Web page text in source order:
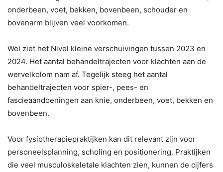
onderbeen, voet, bekken, bovenbeen, schouder en
bovenarm blijven veel voorkomen.
Wel ziet het Nivel kleine verschuivingen tussen 2023 en
2024. Het aantal behandeltrajecten voor klachten aan de
wervelkolom nam af. Tegelijk steeg het aantal
behandeltrajecten voor spier-, pees- en
fascieaandoeningen aan knie, onderbeen, voet, bekken en
bovenbeen.
Voor fysiotherapiepraktijken kan dit relevant zijn voor
personeelsplanning, scholing en positionering. Praktijken
die veel musculoskeletale klachten zien, kunnen de cijfers